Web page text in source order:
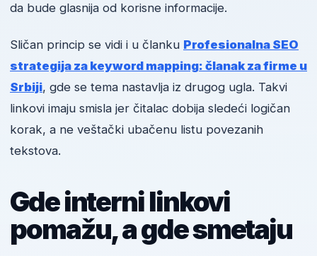
da bude glasnija od korisne informacije.
Sličan princip se vidi i u članku Profesionalna SEO
strategija za keyword mapping: članak za firme u
Srbiji, gde se tema nastavlja iz drugog ugla. Takvi
linkovi imaju smisla jer čitalac dobija sledeći logičan
korak, a ne veštački ubačenu listu povezanih
tekstova.
Gde interni linkovi
pomažu, a gde smetaju